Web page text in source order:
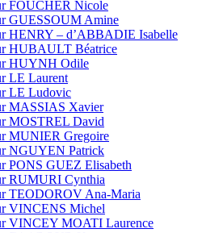
FOUCHER Nicole
GUESSOUM Amine
HENRY – d’ABBADIE Isabelle
HUBAULT Béatrice
HUYNH Odile
LE Laurent
LE Ludovic
MASSIAS Xavier
MOSTREL David
MUNIER Gregoire
NGUYEN Patrick
PONS GUEZ Elisabeth
RUMURI Cynthia
TEODOROV Ana-Maria
VINCENS Michel
VINCEY MOATI Laurence